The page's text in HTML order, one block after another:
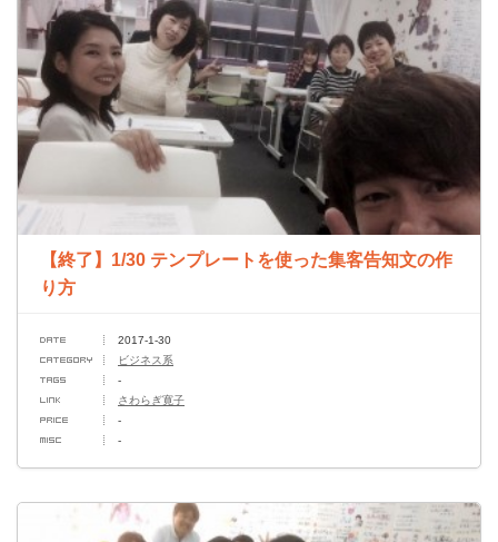
【終了】1/30 テンプレートを使った集客告知文の作
り方
2017-1-30
ビジネス系
-
さわらぎ寛子
-
-